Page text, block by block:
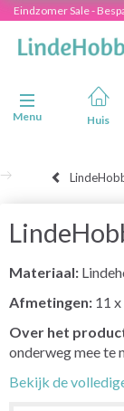
Eindzomer Sale -
Navigatie in-/
Menu
Huis
Materiaal:
Afmetingen: 11
Over het
onderweg mee te
Bekijk de